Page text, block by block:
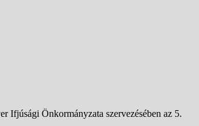
Ifjúsági Önkormányzata szervezésében az 5.